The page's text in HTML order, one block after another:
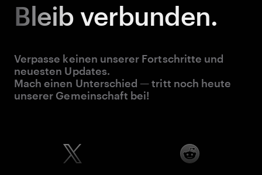
Bleib verbunden.
Verpasse keinen unserer Fortschritte und
neuesten Updates.
Mach einen Unterschied — tritt noch heute
unserer Gemeinschaft bei!